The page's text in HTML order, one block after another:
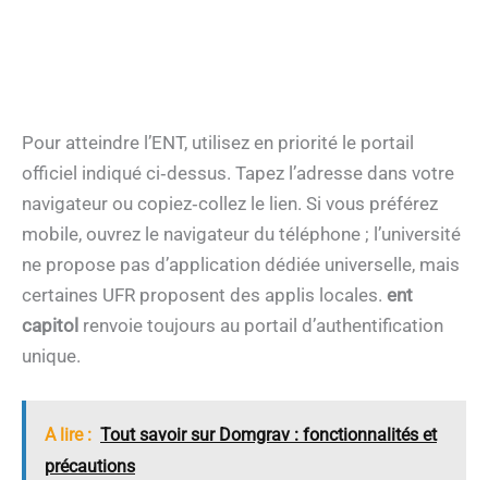
Pour atteindre l’ENT, utilisez en priorité le portail
officiel indiqué ci‑dessus. Tapez l’adresse dans votre
navigateur ou copiez‑collez le lien. Si vous préférez
mobile, ouvrez le navigateur du téléphone ; l’université
ne propose pas d’application dédiée universelle, mais
certaines UFR proposent des applis locales. ent
capitol renvoie toujours au portail d’authentification
unique.
A lire : Tout savoir sur Domgrav : fonctionnalités et
précautions